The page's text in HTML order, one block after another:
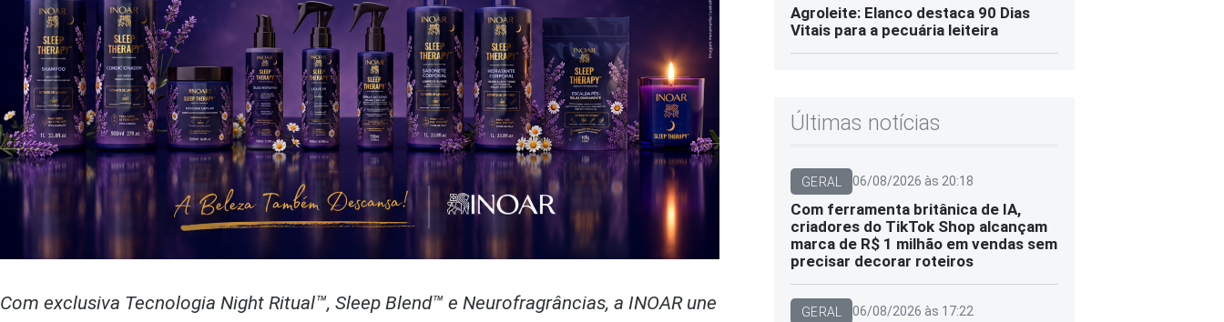
Com exclusiva Tecnologia Night Ritual™, Sleep Blend™ e Neurofragrâncias, a INOAR une
Agroleite: Elanco destaca 90 Dias
Vitais para a pecuária leiteira
Últimas notícias
GERAL 06/08/2026 às 20:18
Com ferramenta britânica de IA,
criadores do TikTok Shop alcançam
marca de R$ 1 milhão em vendas sem
precisar decorar roteiros
GERAL 06/08/2026 às 17:22